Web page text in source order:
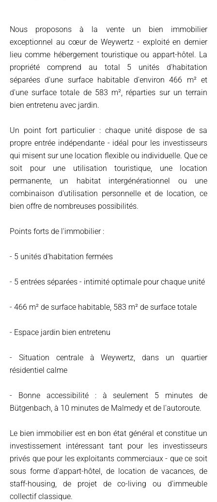
Nous proposons à la vente un bien immobilier
exceptionnel au cœur de Weywertz - exploité en dernier
lieu comme hébergement touristique ou appart-hôtel. La
propriété comprend au total 5 unités d'habitation
séparées d'une surface habitable d'environ 466 m² et
d'une surface totale de 583 m², réparties sur un terrain
bien entretenu avec jardin.
Un point fort particulier : chaque unité dispose de sa
propre entrée indépendante - idéal pour les investisseurs
qui misent sur une location flexible ou individuelle. Que ce
soit pour une utilisation touristique, une location
permanente, un habitat intergénérationnel ou une
combinaison d'utilisation personnelle et de location, ce
bien offre de nombreuses possibilités.
Points forts de l'immobilier :
- 5 unités d'habitation fermées
- 5 entrées séparées - intimité optimale pour chaque unité
- 466 m² de surface habitable, 583 m² de surface totale
- Espace jardin bien entretenu
- Situation centrale à Weywertz, dans un quartier
résidentiel calme
- Bonne accessibilité : à seulement 5 minutes de
Bütgenbach, à 10 minutes de Malmedy et de l'autoroute.
Le bien immobilier est en bon état général et constitue un
investissement intéressant tant pour les investisseurs
privés que pour les exploitants commerciaux - que ce soit
sous forme d'appart-hôtel, de location de vacances, de
staff-housing, de projet de co-living ou d'immeuble
collectif classique.